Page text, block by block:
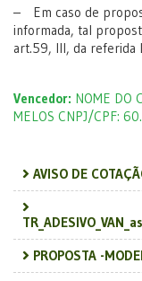
– Em caso de
informada, tal
art.59, III, da referida
Vencedor: NOME DO
MELOS CNPJ/CPF:
AVISO DE
PROPOSTA -